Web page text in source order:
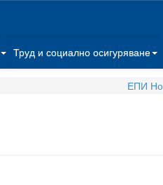
Труд и социално осигуряване
ЕПИ